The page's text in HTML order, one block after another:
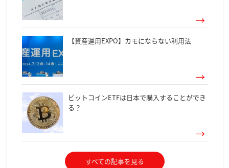
【資産運用EXPO】カモにならない利用法
ビットコインETFは日本で購入することができ
る？
すべての記事を見る